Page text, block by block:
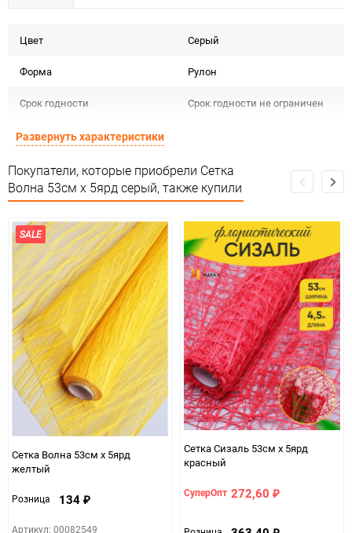
Цвет Серый
Форма Рулон
Срок годности Срок годности не ограничен
Предназначение товара
Сертификация Не подлежит сертификации
Особые условия Особых условий не требует
Минимальное количество
Количество в коробке 20
Единица измерения шт
Развернуть характеристики
Покупатели, которые приобрели Сетка
Волна 53см х 5ярд серый, также купили
SALE
Сетка Волна 53см х 5ярд
желтый
Розница 134 ₽
Артикул: 00082549
Сетка Сизаль 53см х 5ярд
красный
СуперОпт 272,60 ₽